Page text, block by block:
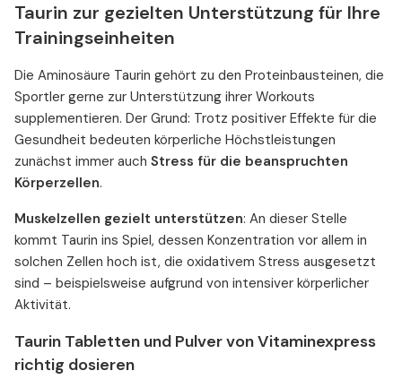
Taurin zur gezielten Unterstützung für Ihre
Trainingseinheiten
Die Aminosäure Taurin gehört zu den Proteinbausteinen, die
Sportler gerne zur Unterstützung ihrer Workouts
supplementieren. Der Grund: Trotz positiver Effekte für die
Gesundheit bedeuten körperliche Höchstleistungen
zunächst immer auch Stress für die beanspruchten
Körperzellen.
Muskelzellen gezielt unterstützen: An dieser Stelle
kommt Taurin ins Spiel, dessen Konzentration vor allem in
solchen Zellen hoch ist, die oxidativem Stress ausgesetzt
sind – beispielsweise aufgrund von intensiver körperlicher
Aktivität.
Taurin Tabletten und Pulver von Vitaminexpress
richtig dosieren